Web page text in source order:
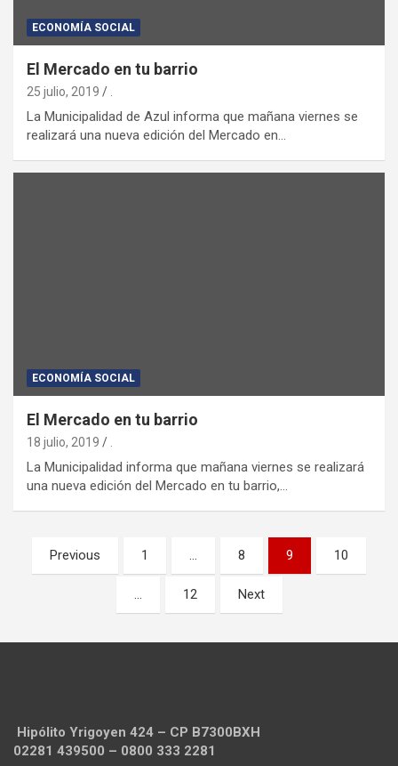
ECONOMÍA SOCIAL
El Mercado en tu barrio
25 julio, 2019
La Municipalidad de Azul informa que mañana viernes se
realizará una nueva edición del Mercado en…
ECONOMÍA SOCIAL
El Mercado en tu barrio
18 julio, 2019
La Municipalidad informa que mañana viernes se realizará
una nueva edición del Mercado en tu barrio,…
Navegación
de
Previous 1 … 8 9 10
… 12 Next
Hipólito Yrigoyen 424 – CP B7300BXH
02281 439500 – 0800 333 2281